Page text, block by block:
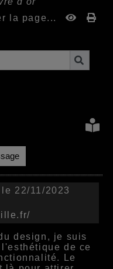
la page...
le 22/11/2023
design, je suis
de ce
Le